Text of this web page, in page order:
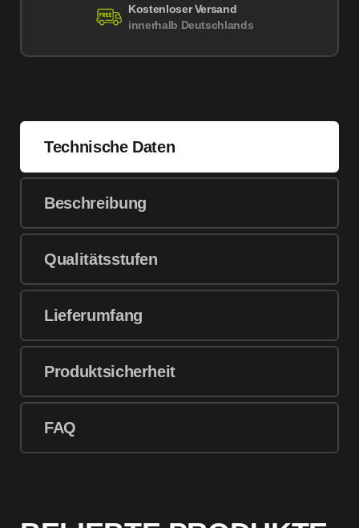
Kostenloser Versand
innerhalb Deutschlands
Technische Daten
Beschreibung
Qualitätsstufen
Lieferumfang
Produktsicherheit
FAQ